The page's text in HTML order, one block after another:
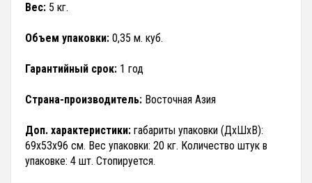
Вес: 5 кг.
Объем упаковки: 0,35 м. куб.
Гарантийный срок: 1 год
Страна-производитель: Восточная Азия
Доп. характеристики: габариты упаковки (ДхШхВ):
69х53х96 см. Вес упаковки: 20 кг. Количество штук в
упаковке: 4 шт. Стопируется.